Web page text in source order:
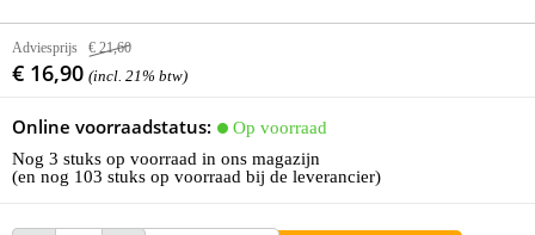
Adviesprijs € 21,60
€ 16,90 (incl. 21% btw)
Online voorraadstatus:
Op voorraad
Nog 3 stuks op voorraad in ons magazijn
(en nog 103 stuks op voorraad bij de leverancier)